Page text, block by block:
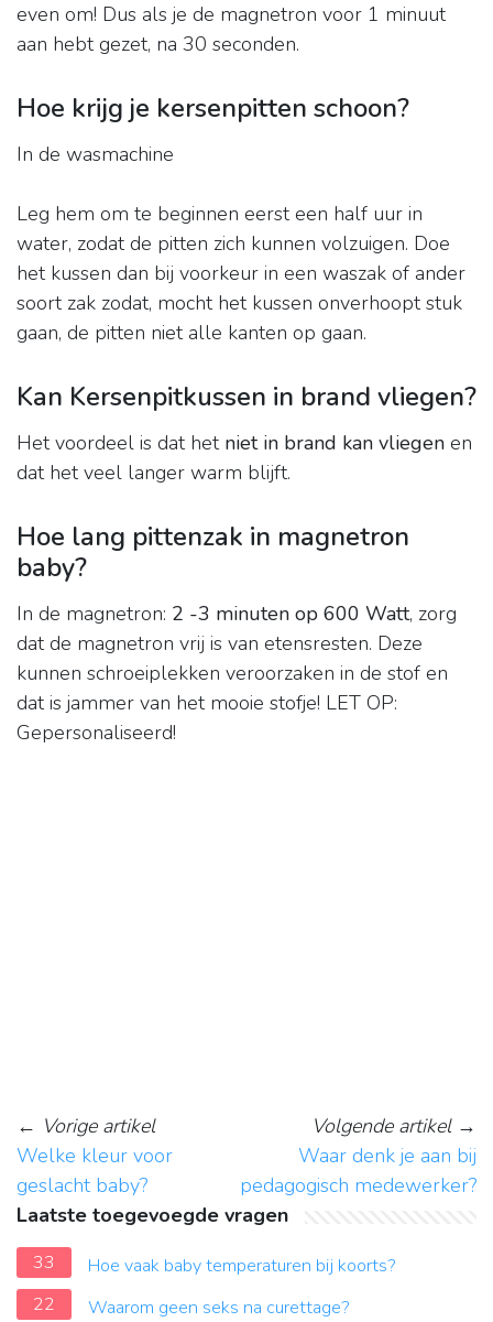
even om! Dus als je de magnetron voor 1 minuut
aan hebt gezet, na 30 seconden.
Hoe krijg je kersenpitten schoon?
In de wasmachine
Leg hem om te beginnen eerst een half uur in
water, zodat de pitten zich kunnen volzuigen. Doe
het kussen dan bij voorkeur in een waszak of ander
soort zak zodat, mocht het kussen onverhoopt stuk
gaan, de pitten niet alle kanten op gaan.
Kan Kersenpitkussen in brand vliegen?
Het voordeel is dat het niet in brand kan vliegen en
dat het veel langer warm blijft.
Hoe lang pittenzak in magnetron
baby?
In de magnetron: 2 -3 minuten op 600 Watt, zorg
dat de magnetron vrij is van etensresten. Deze
kunnen schroeiplekken veroorzaken in de stof en
dat is jammer van het mooie stofje! LET OP:
Gepersonaliseerd!
← Vorige artikel
Welke kleur voor
geslacht baby?
Volgende artikel→
Waar denk je aan bij
pedagogisch medewerker?
Laatste toegevoegde vragen
33
Hoe vaak baby temperaturen bij koorts?
22
Waarom geen seks na curettage?